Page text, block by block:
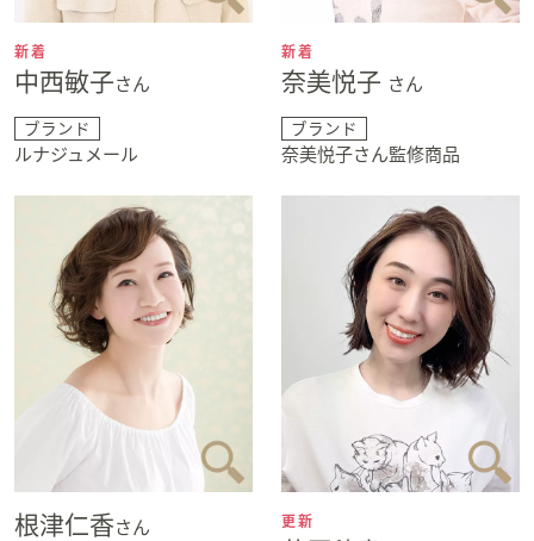
新着
中西敏子さん
ブランド
ルナジュメール
新着
奈美悦子 さん
ブランド
奈美悦子さん監修商品
根津仁香さん 更新